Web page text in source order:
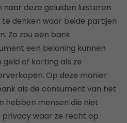
deze geluiden luisteren
te denken waar beide partijen
Zo zou een bank
een beloning kunnen
of korting als ze
Op deze manier
als de consument van het
hebben mensen die niet
waar ze recht op